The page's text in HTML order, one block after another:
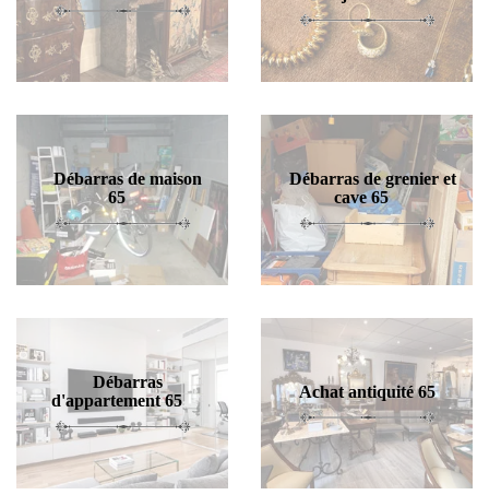
Débarras de maison
65
Débarras de grenier et
cave 65
Débarras
d'appartement 65
Achat antiquité 65